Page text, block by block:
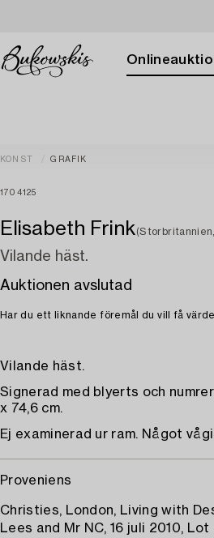
KONST GRAFIK
1704125
Elisabeth Frink
Vilande häst.
Auktionen avslutad
Har du ett liknande föremål du vill få
Vilande häst.
Signerad med blyerts och
x 74,6 cm.
Ej examinerad ur ram. Något
Proveniens
Christies, London, Living with
Lees and Mr NC, 16 juli 2010, Lot